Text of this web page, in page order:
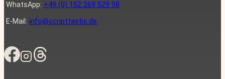
WhatsApp: +49 (0) 152 269 529 98
E-Mail: info@scripttastic.de